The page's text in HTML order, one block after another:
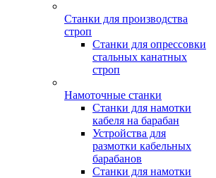
Станки для производства
строп
Станки для опрессовки
стальных канатных
строп
Намоточные станки
Станки для намотки
кабеля на барабан
Устройства для
размотки кабельных
барабанов
Станки для намотки